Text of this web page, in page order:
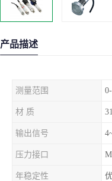
产品描述
测量范围
材 质
输出信号
压力接口
年稳定性